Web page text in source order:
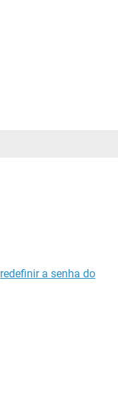
redefinir a senha do